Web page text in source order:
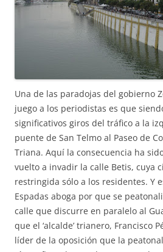
Una de las paradojas del gobierno
juego a los periodistas es que
significativos giros del tráfico a la
puente de San Telmo al Paseo de
Triana. Aquí la consecuencia ha
vuelto a invadir la calle Betis, cuya
restringida sólo a los residentes. Y
Espadas aboga por que se
calle que discurre en paralelo al
que el ‘alcalde’ trianero, Francisco
líder de la oposición que la